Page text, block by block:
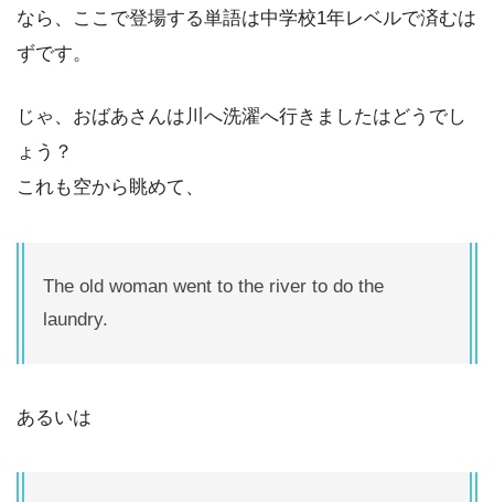
なら、ここで登場する単語は中学校1年レベルで済むは
ずです。
じゃ、おばあさんは川へ洗濯へ行きましたはどうでし
ょう？
これも空から眺めて、
The old woman went to the river to do the
laundry.
あるいは